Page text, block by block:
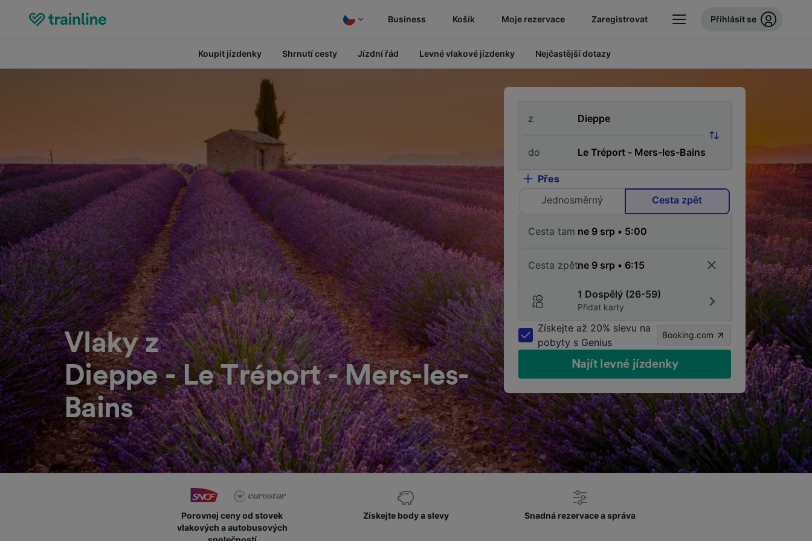
Business Košík Moje rezervace Zaregistrovat Přihlásit se
Koupit jízdenky Shrnutí cesty Jízdní řád Levné vlakové jízdenky Nejčastější dotazy
Vlaky z
Dieppe - Le Tréport - Mers-les-
Bains
z
do
Přes
Jednosměrný
Cesta zpět
Cesta tam
Cesta zpět
1 Dospělý (26-59)
Přidat karty
Získejte až 20% slevu na
pobyty s Genius
Booking.com
Najít levné jízdenky
Porovnej ceny od stovek
vlakových a autobusových
Získejte body a slevy Snadná rezervace a správa